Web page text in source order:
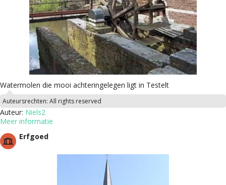
Watermolen die mooi achteringelegen ligt in Testelt
Auteursrechten: All rights reserved
Auteur: Niels2
Meer informatie
Erfgoed